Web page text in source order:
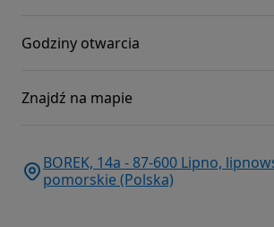
Godziny otwarcia
Znajdź na mapie
BOREK, 14a - 87-600 Lipno,
pomorskie (Polska)